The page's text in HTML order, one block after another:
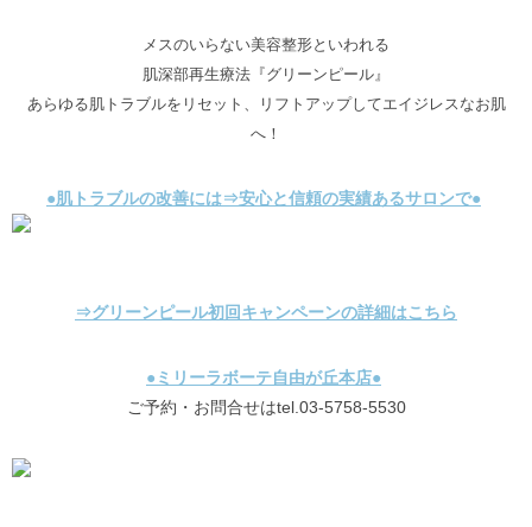
メスのいらない美容整形といわれる
肌深部再生療法『グリーンピール』
あらゆる肌トラブルをリセット、リフトアップしてエイジレスなお肌
へ！
●肌トラブルの改善には⇒安心と信頼の実績あるサロンで●
⇒グリーンピール初回キャンペーンの詳細はこちら
●ミリーラボーテ自由が丘本店●
ご予約・お問合せはtel.03-5758-5530